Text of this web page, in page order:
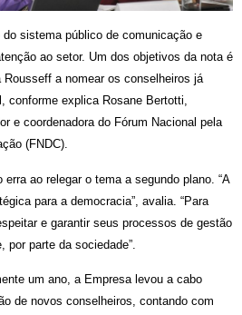
sistema público de comunicação e
ao setor. Um dos objetivos da nota é
a nomear os conselheiros já
conforme explica Rosane Bertotti,
e coordenadora do Fórum Nacional pela
(FNDC).
ao relegar o tema a segundo plano. “A
para a democracia”, avalia. “Para
e garantir seus processos de gestão
parte da sociedade”.
um ano, a Empresa levou a cabo
de novos conselheiros, contando com